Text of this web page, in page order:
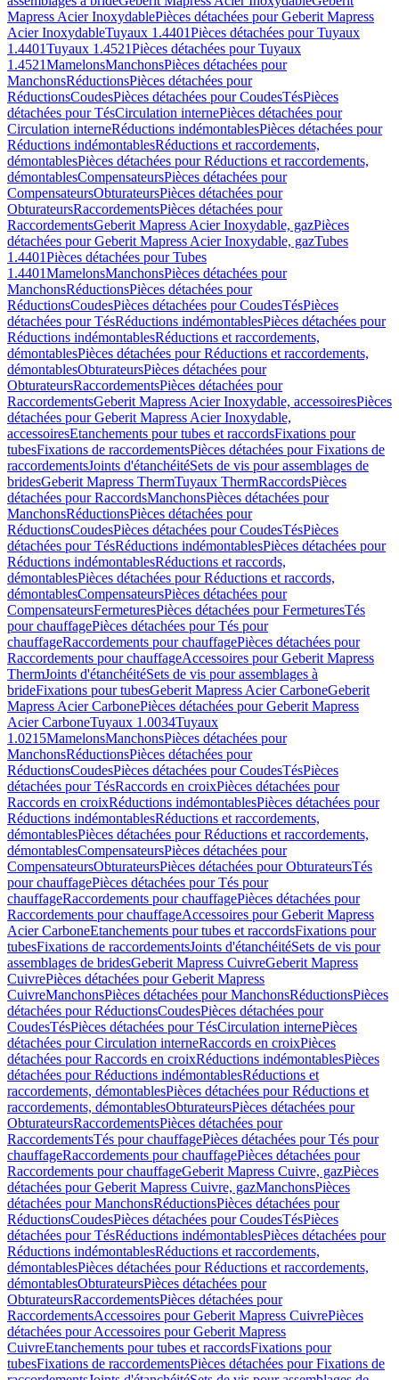
Mapress Acier InoxydablePièces détachées pour Geberit Mapress
Acier InoxydableTuyaux 1.4401Pièces détachées pour Tuyaux
1.4401Tuyaux 1.4521Pièces détachées pour Tuyaux
1.4521MamelonsManchonsPièces détachées pour
ManchonsRéductionsPièces détachées pour
RéductionsCoudesPièces détachées pour CoudesTésPièces
détachées pour TésCirculation internePièces détachées pour
Circulation interneRéductions indémontablesPièces détachées pour
Réductions indémontablesRéductions et raccordements,
démontablesPièces détachées pour Réductions et raccordements,
démontablesCompensateursPièces détachées pour
CompensateursObturateursPièces détachées pour
ObturateursRaccordementsPièces détachées pour
RaccordementsGeberit Mapress Acier Inoxydable, gazPièces
détachées pour Geberit Mapress Acier Inoxydable, gazTubes
1.4401Pièces détachées pour Tubes
1.4401MamelonsManchonsPièces détachées pour
ManchonsRéductionsPièces détachées pour
RéductionsCoudesPièces détachées pour CoudesTésPièces
détachées pour TésRéductions indémontablesPièces détachées pour
Réductions indémontablesRéductions et raccordements,
démontablesPièces détachées pour Réductions et raccordements,
démontablesObturateursPièces détachées pour
ObturateursRaccordementsPièces détachées pour
RaccordementsGeberit Mapress Acier Inoxydable, accessoiresPièces
détachées pour Geberit Mapress Acier Inoxydable,
accessoiresEtanchements pour tubes et raccordsFixations pour
tubesFixations de raccordementsPièces détachées pour Fixations de
raccordementsJoints d'étanchéitéSets de vis pour assemblages de
bridesGeberit Mapress ThermTuyaux ThermRaccordsPièces
détachées pour RaccordsManchonsPièces détachées pour
ManchonsRéductionsPièces détachées pour
RéductionsCoudesPièces détachées pour CoudesTésPièces
détachées pour TésRéductions indémontablesPièces détachées pour
Réductions indémontablesRéductions et raccords,
démontablesPièces détachées pour Réductions et raccords,
démontablesCompensateursPièces détachées pour
CompensateursFermeturesPièces détachées pour FermeturesTés
pour chauffagePièces détachées pour Tés pour
chauffageRaccordements pour chauffagePièces détachées pour
Raccordements pour chauffageAccessoires pour Geberit Mapress
ThermJoints d'étanchéitéSets de vis pour assemblages à
brideFixations pour tubesGeberit Mapress Acier CarboneGeberit
Mapress Acier CarbonePièces détachées pour Geberit Mapress
Acier CarboneTuyaux 1.0034Tuyaux
1.0215MamelonsManchonsPièces détachées pour
ManchonsRéductionsPièces détachées pour
RéductionsCoudesPièces détachées pour CoudesTésPièces
détachées pour TésRaccords en croixPièces détachées pour
Raccords en croixRéductions indémontablesPièces détachées pour
Réductions indémontablesRéductions et raccordements,
démontablesPièces détachées pour Réductions et raccordements,
démontablesCompensateursPièces détachées pour
CompensateursObturateursPièces détachées pour ObturateursTés
pour chauffagePièces détachées pour Tés pour
chauffageRaccordements pour chauffagePièces détachées pour
Raccordements pour chauffageAccessoires pour Geberit Mapress
Acier CarboneEtanchements pour tubes et raccordsFixations pour
tubesFixations de raccordementsJoints d'étanchéitéSets de vis pour
assemblages de bridesGeberit Mapress CuivreGeberit Mapress
CuivrePièces détachées pour Geberit Mapress
CuivreManchonsPièces détachées pour ManchonsRéductionsPièces
détachées pour RéductionsCoudesPièces détachées pour
CoudesTésPièces détachées pour TésCirculation internePièces
détachées pour Circulation interneRaccords en croixPièces
détachées pour Raccords en croixRéductions indémontablesPièces
détachées pour Réductions indémontablesRéductions et
raccordements, démontablesPièces détachées pour Réductions et
raccordements, démontablesObturateursPièces détachées pour
ObturateursRaccordementsPièces détachées pour
RaccordementsTés pour chauffagePièces détachées pour Tés pour
chauffageRaccordements pour chauffagePièces détachées pour
Raccordements pour chauffageGeberit Mapress Cuivre, gazPièces
détachées pour Geberit Mapress Cuivre, gazManchonsPièces
détachées pour ManchonsRéductionsPièces détachées pour
RéductionsCoudesPièces détachées pour CoudesTésPièces
détachées pour TésRéductions indémontablesPièces détachées pour
Réductions indémontablesRéductions et raccordements,
démontablesPièces détachées pour Réductions et raccordements,
démontablesObturateursPièces détachées pour
ObturateursRaccordementsPièces détachées pour
RaccordementsAccessoires pour Geberit Mapress CuivrePièces
détachées pour Accessoires pour Geberit Mapress
CuivreEtanchements pour tubes et raccordsFixations pour
tubesFixations de raccordementsPièces détachées pour Fixations de